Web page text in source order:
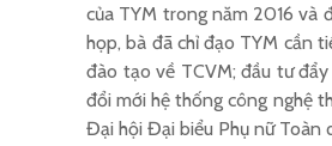
của TYM trong năm 2016 và
họp, bà đã chỉ đạo TYM cần
đào tạo về TCVM; đầu tư
đổi mới hệ thống công nghệ
Đại hội Đại biểu Phụ nữ Toàn